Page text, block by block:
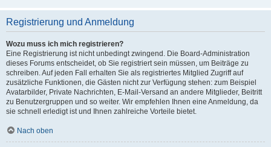
Registrierung und Anmeldung
Wozu muss ich mich registrieren?
Eine Registrierung ist nicht unbedingt zwingend. Die Board-Administration
dieses Forums entscheidet, ob Sie registriert sein müssen, um Beiträge zu
schreiben. Auf jeden Fall erhalten Sie als registriertes Mitglied Zugriff auf
zusätzliche Funktionen, die Gästen nicht zur Verfügung stehen: zum Beispiel
Avatarbilder, Private Nachrichten, E-Mail-Versand an andere Mitglieder, Beitritt
zu Benutzergruppen und so weiter. Wir empfehlen Ihnen eine Anmeldung, da
sie schnell erledigt ist und Ihnen zahlreiche Vorteile bietet.
Nach oben